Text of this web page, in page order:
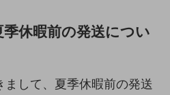
休暇前の発送につい
して、夏季休暇前の発送